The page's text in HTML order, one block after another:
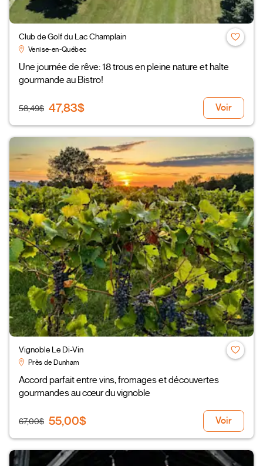
Club de Golf du Lac Champlain
Venise-en-Québec
Une journée de rêve: 18 trous en pleine nature et halte
gourmande au Bistro!
58,49$ 47,83$ Voir
Vignoble Le Di-Vin
Près de Dunham
Accord parfait entre vins, fromages et découvertes
gourmandes au cœur du vignoble
67,00$ 55,00$ Voir